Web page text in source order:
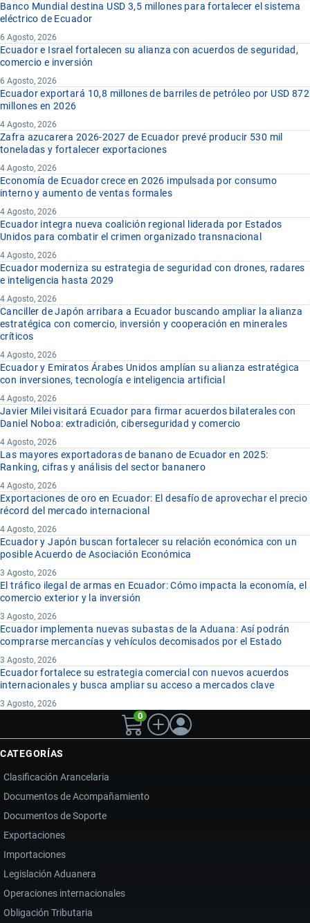
Banco Mundial destina USD 3,5 millones para fortalecer el sistema
eléctrico de Ecuador
6 Agosto, 2026
Ecuador e Israel fortalecen su alianza con acuerdos de seguridad,
comercio e inversión
6 Agosto, 2026
Ecuador exportará 10,8 millones de barriles de petróleo por USD 872
millones en 2026
4 Agosto, 2026
Zafra azucarera 2026-2027 de Ecuador prevé producir 530 mil
toneladas y fortalecer exportaciones
4 Agosto, 2026
Economía de Ecuador crece en 2026 impulsada por consumo
interno y aumento de ventas formales
4 Agosto, 2026
Ecuador integra nueva coalición regional liderada por Estados
Unidos para combatir el crimen organizado transnacional
4 Agosto, 2026
Ecuador moderniza su estrategia de seguridad con drones, radares
e inteligencia hasta 2029
4 Agosto, 2026
Canciller de Japón arribara a Ecuador buscando ampliar la alianza
estratégica con comercio, inversión y cooperación en minerales
críticos
4 Agosto, 2026
Ecuador y Emiratos Árabes Unidos amplían su alianza estratégica
con inversiones, tecnología e inteligencia artificial
4 Agosto, 2026
Javier Milei visitará Ecuador para firmar acuerdos bilaterales con
Daniel Noboa: extradición, ciberseguridad y comercio
4 Agosto, 2026
Las mayores exportadoras de banano de Ecuador en 2025:
Ranking, cifras y análisis del sector bananero
4 Agosto, 2026
Exportaciones de oro en Ecuador: El desafío de aprovechar el precio
récord del mercado internacional
4 Agosto, 2026
Ecuador y Japón buscan fortalecer su relación económica con un
posible Acuerdo de Asociación Económica
3 Agosto, 2026
El tráfico ilegal de armas en Ecuador: Cómo impacta la economía, el
comercio exterior y la inversión
3 Agosto, 2026
Ecuador implementa nuevas subastas de la Aduana: Así podrán
comprarse mercancías y vehículos decomisados por el Estado
3 Agosto, 2026
Ecuador fortalece su estrategia comercial con nuevos acuerdos
internacionales y busca ampliar su acceso a mercados clave
3 Agosto, 2026
0
CATEGORÍAS
Clasificación Arancelaria
Documentos de Acompañamiento
Documentos de Soporte
Exportaciones
Importaciones
Legislación Aduanera
Operaciones internacionales
Obligación Tributaria